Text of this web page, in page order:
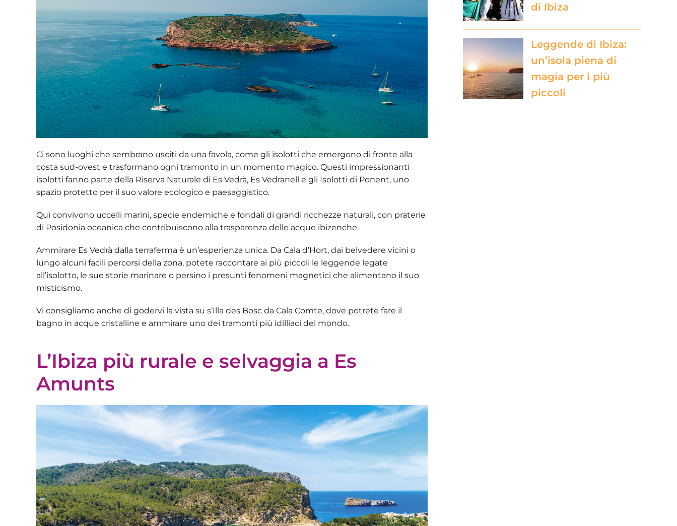
Ci sono luoghi che sembrano usciti da una favola, come gli isolotti che emergono di fronte alla
costa sud-ovest e trasformano ogni tramonto in un momento magico. Questi impressionanti
isolotti fanno parte della Riserva Naturale di Es Vedrà, Es Vedranell e gli Isolotti di Ponent, uno
spazio protetto per il suo valore ecologico e paesaggistico.
Qui convivono uccelli marini, specie endemiche e fondali di grandi ricchezze naturali, con praterie
di Posidonia oceanica che contribuiscono alla trasparenza delle acque ibizenche.
Ammirare Es Vedrà dalla terraferma è un’esperienza unica. Da Cala d’Hort, dai belvedere vicini o
lungo alcuni facili percorsi della zona, potete raccontare ai più piccoli le leggende legate
all’isolotto, le sue storie marinare o persino i presunti fenomeni magnetici che alimentano il suo
misticismo.
Vi consigliamo anche di godervi la vista su s’Illa des Bosc da Cala Comte, dove potrete fare il
bagno in acque cristalline e ammirare uno dei tramonti più idilliaci del mondo.
L’Ibiza più rurale e selvaggia a Es
Amunts
di Ibiza
Leggende di Ibiza:
un’isola piena di
magia per i più
piccoli